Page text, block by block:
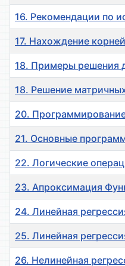
16. Рекомендации по
17. Нахождение
18. Примеры решения
18. Решение
20.
21. Основные
22. Логические
23. Апроксимация
24. Линейная
25. Линейная
26. Нелинейная